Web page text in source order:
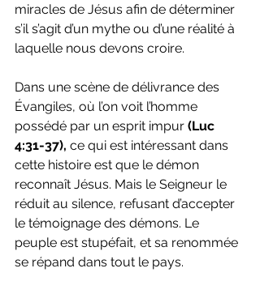
miracles de Jésus afin de déterminer
s’il s’agit d’un mythe ou d’une réalité à
laquelle nous devons croire.
Dans une scène de délivrance des
Évangiles, où l’on voit l’homme
possédé par un esprit impur (Luc
4:31-37), ce qui est intéressant dans
cette histoire est que le démon
reconnaît Jésus. Mais le Seigneur le
réduit au silence, refusant d’accepter
le témoignage des démons. Le
peuple est stupéfait, et sa renommée
se répand dans tout le pays.